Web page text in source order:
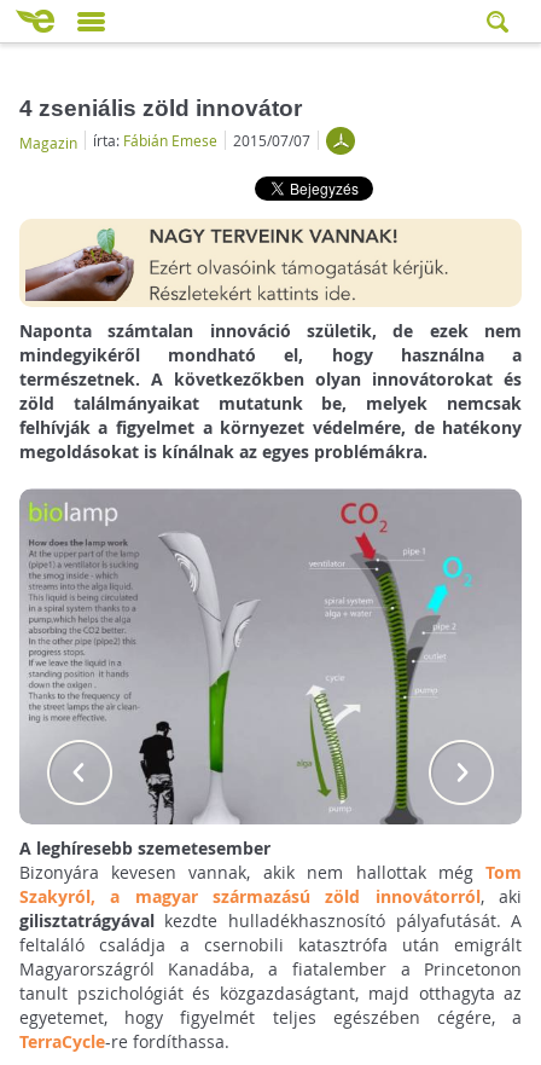
4 zseniális zöld innovátor
Magazin írta: Fábián Emese 2015/07/07
Naponta számtalan innováció születik, de ezek nem
mindegyikéről mondható el, hogy használna a
természetnek. A következőkben olyan innovátorokat és
zöld találmányaikat mutatunk be, melyek nemcsak
felhívják a figyelmet a környezet védelmére, de hatékony
megoldásokat is kínálnak az egyes problémákra.
A leghíresebb szemetesember
Bizonyára kevesen vannak, akik nem hallottak még Tom
Szakyról, a magyar származású zöld innovátorról, aki
gilisztatrágyávalkezdte hulladékhasznosító pályafutását. A
feltaláló családja a csernobili katasztrófa után emigrált
Magyarországról Kanadába, a fiatalember a Princetonon
tanult pszichológiát és közgazdaságtant, majd otthagyta az
egyetemet, hogy figyelmét teljes egészében cégére, a
TerraCycle-re fordíthassa.